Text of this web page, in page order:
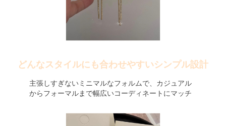
どんなスタイルにも合わせやすいシンプル設計
主張しすぎないミニマルなフォルムで、カジュアル
からフォーマルまで幅広いコーディネートにマッチ